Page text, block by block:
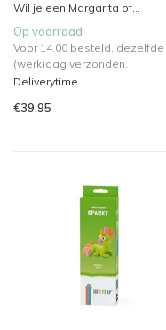
Wil je een Margarita of...
Op voorraad
Voor 14.00 besteld, dezelfde
(werk)dag verzonden.
Deliverytime
€39,95